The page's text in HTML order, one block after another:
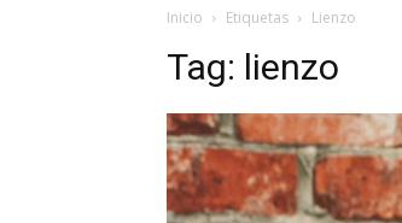
Inicio Etiquetas Lienzo
Tag: lienzo